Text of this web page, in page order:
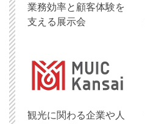
業務効率と顧客体験を
支える展示会
観光に関わる企業や人